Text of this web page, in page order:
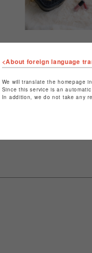
<About foreign language
We will translate the homepage
Since this service is an
In addition, we do not take any